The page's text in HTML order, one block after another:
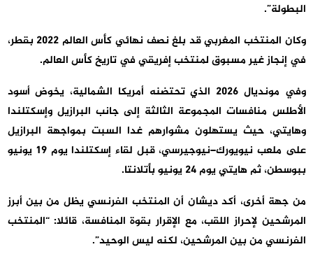
البطولة”.
وكان المنتخب المغربي قد بلغ نصف نهائي كأس العالم 2022 بقطر،
في إنجاز غير مسبوق لمنتخب إفريقي في تاريخ كأس العالم.
وفي مونديال 2026 الذي تحتضنه أمريكا الشمالية، يخوض أسود
الأطلس منافسات المجموعة الثالثة إلى جانب البرازيل وإسكتلندا
وهايتي، حيث يستهلون مشوارهم غدا السبت بمواجهة البرازيل
على ملعب نيويورك–نيوجيرسي، قبل لقاء إسكتلندا يوم 19 يونيو
ببوسطن، ثم هايتي يوم 24 يونيو بأتلانتا.
من جهة أخرى، أكد ديشان أن المنتخب الفرنسي يظل من بين أبرز
المرشحين لإحراز اللقب، مع الإقرار بقوة المنافسة، قائلا: “المنتخب
الفرنسي من بين المرشحين، لكنه ليس الوحيد”.